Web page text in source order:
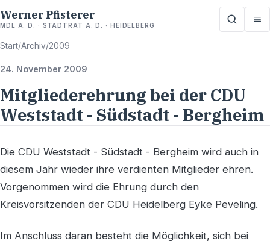
Werner Pfisterer
MDL A. D. · STADTRAT A. D. · HEIDELBERG
Start/Archiv/2009
24. November 2009
Mitgliederehrung bei der CDU
Weststadt - Südstadt - Bergheim
Die CDU Weststadt - Südstadt - Bergheim wird auch in
diesem Jahr wieder ihre verdienten Mitglieder ehren.
Vorgenommen wird die Ehrung durch den
Kreisvorsitzenden der CDU Heidelberg Eyke Peveling.
Im Anschluss daran besteht die Möglichkeit, sich bei